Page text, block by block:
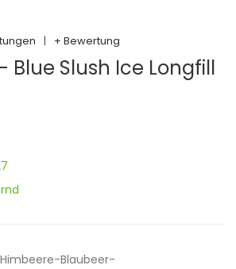
| + Bewertung
- Blue Slush Ice Longfill
Blaubeer-